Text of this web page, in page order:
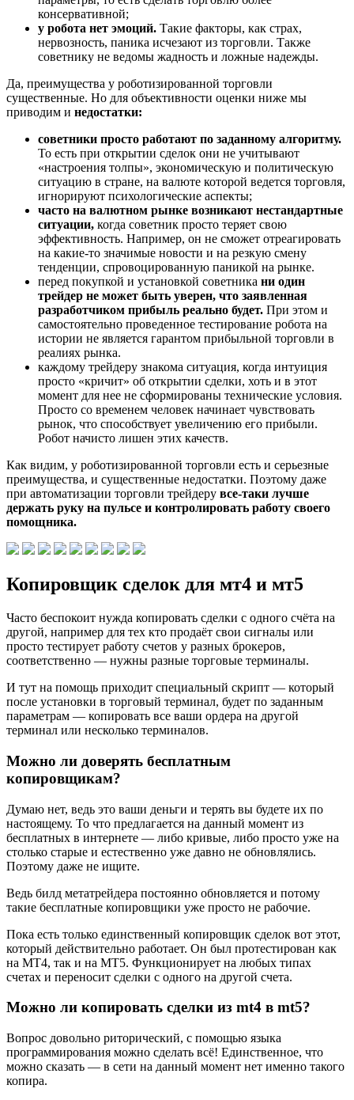
консервативной;
у робота нет эмоций. Такие факторы, как страх,
нервозность, паника исчезают из торговли. Также
советнику не ведомы жадность и ложные надежды.
Да, преимущества у роботизированной торговли
существенные. Но для объективности оценки ниже мы
приводим и недостатки:
советники просто работают по заданному алгоритму.
То есть при открытии сделок они не учитывают
«настроения толпы», экономическую и политическую
ситуацию в стране, на валюте которой ведется торговля,
игнорируют психологические аспекты;
часто на валютном рынке возникают нестандартные
ситуации, когда советник просто теряет свою
эффективность. Например, он не сможет отреагировать
на какие-то значимые новости и на резкую смену
тенденции, спровоцированную паникой на рынке.
перед покупкой и установкой советника ни один
трейдер не может быть уверен, что заявленная
разработчиком прибыль реально будет. При этом и
самостоятельно проведенное тестирование робота на
истории не является гарантом прибыльной торговли в
реалиях рынка.
каждому трейдеру знакома ситуация, когда интуиция
просто «кричит» об открытии сделки, хоть и в этот
момент для нее не сформированы технические условия.
Просто со временем человек начинает чувствовать
рынок, что способствует увеличению его прибыли.
Робот начисто лишен этих качеств.
Как видим, у роботизированной торговли есть и серьезные
преимущества, и существенные недостатки. Поэтому даже
при автоматизации торговли трейдеру все-таки лучше
держать руку на пульсе и контролировать работу своего
помощника.
Копировщик сделок для мт4 и мт5
Часто беспокоит нужда копировать сделки с одного счёта на
другой, например для тех кто продаёт свои сигналы или
просто тестирует работу счетов у разных брокеров,
соответственно — нужны разные торговые терминалы.
И тут на помощь приходит специальный скрипт — который
после установки в торговый терминал, будет по заданным
параметрам — копировать все ваши ордера на другой
терминал или несколько терминалов.
Можно ли доверять бесплатным
копировщикам?
Думаю нет, ведь это ваши деньги и терять вы будете их по
настоящему. То что предлагается на данный момент из
бесплатных в интернете — либо кривые, либо просто уже на
столько старые и естественно уже давно не обновлялись.
Поэтому даже не ищите.
Ведь билд метатрейдера постоянно обновляется и потому
такие бесплатные копировщики уже просто не рабочие.
Пока есть только единственный копировщик сделок вот этот,
который действительно работает. Он был протестирован как
на МТ4, так и на МТ5. Функционирует на любых типах
счетах и переносит сделки с одного на другой счета.
Можно ли копировать сделки из mt4 в mt5?
Вопрос довольно риторический, с помощью языка
программирования можно сделать всё! Единственное, что
можно сказать — в сети на данный момент нет именно такого
копира.